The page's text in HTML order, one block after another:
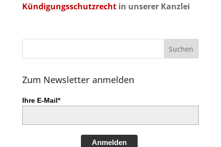
Kündigungsschutzrechtin unserer Kanzlei
Zum Newsletter anmelden
Ihre E-Mail*
Anmelden